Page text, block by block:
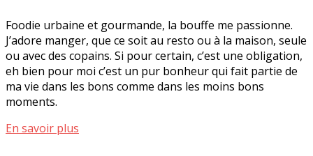
Foodie urbaine et gourmande, la bouffe me passionne.
J’adore manger, que ce soit au resto ou à la maison, seule
ou avec des copains. Si pour certain, c’est une obligation,
eh bien pour moi c’est un pur bonheur qui fait partie de
ma vie dans les bons comme dans les moins bons
moments.
En savoir plus